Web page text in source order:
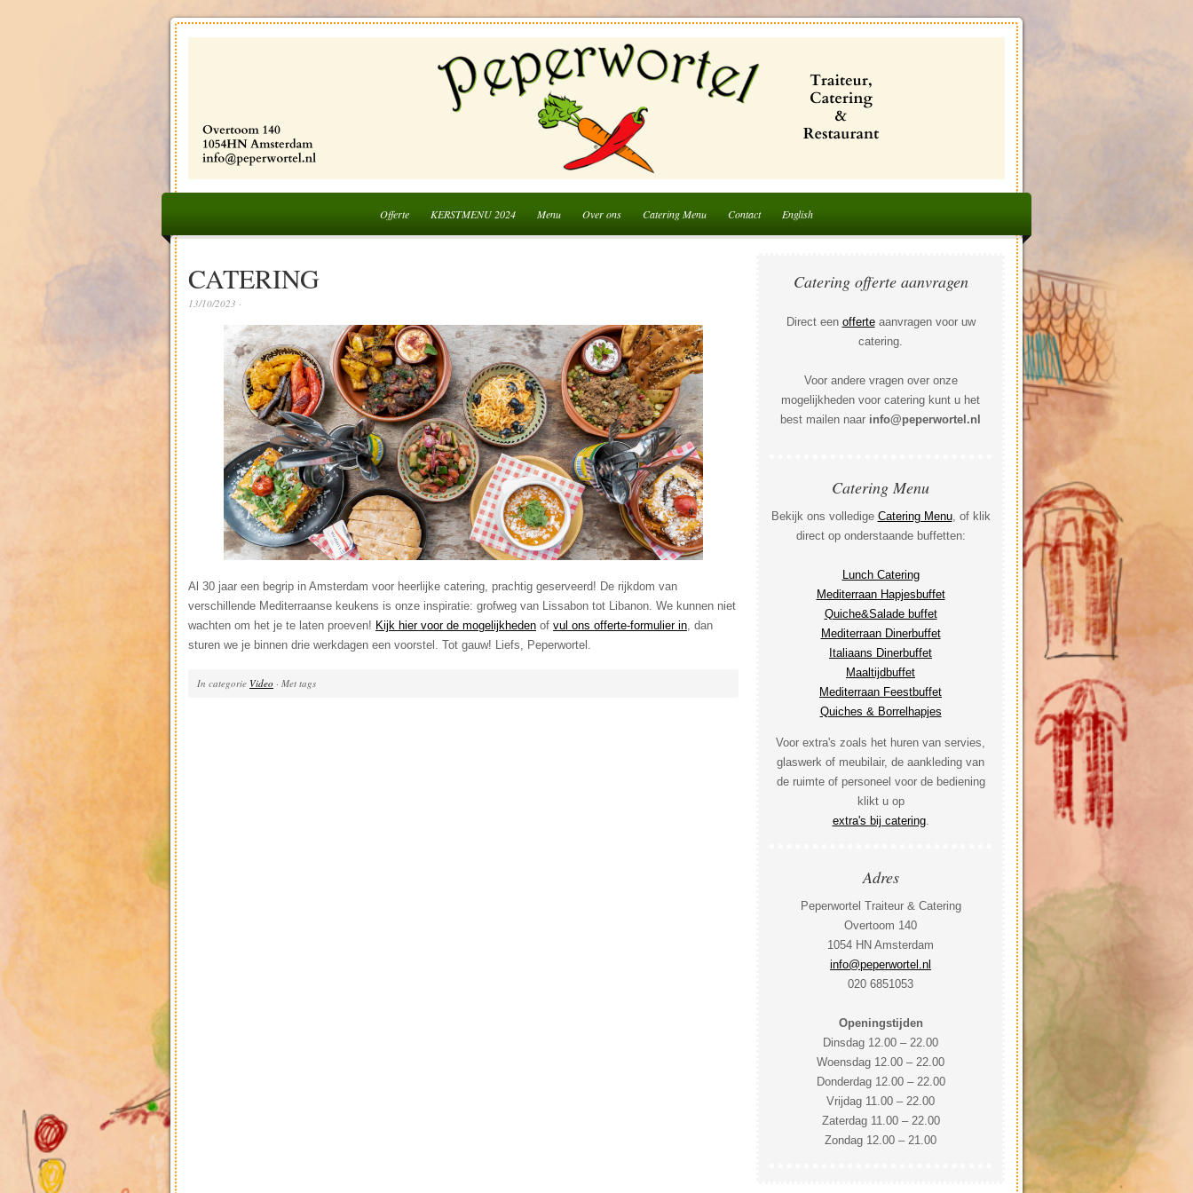
Offerte KERSTMENU 2024 Menu Over ons Catering Menu Contact English
CATERING
13/10/2023 ·
Al 30 jaar een begrip in Amsterdam voor heerlijke catering, prachtig geserveerd! De rijkdom van
verschillende Mediterraanse keukens is onze inspiratie: grofweg van Lissabon tot Libanon. We kunnen niet
wachten om het je te laten proeven! Kijk hier voor de mogelijkheden of vul ons offerte-formulier in, dan
sturen we je binnen drie werkdagen een voorstel. Tot gauw! Liefs, Peperwortel.
In categorie Video · Met tags
Catering offerte aanvragen
Direct een offerteaanvragen voor uw
catering.
Voor andere vragen over onze
mogelijkheden voor catering kunt u het
best mailen naar info@peperwortel.nl
Catering Menu
Bekijk ons volledige Catering Menu, of klik
direct op onderstaande buffetten:
Lunch Catering
Mediterraan Hapjesbuffet
Quiche&Salade buffet
Mediterraan Dinerbuffet
Italiaans Dinerbuffet
Maaltijdbuffet
Mediterraan Feestbuffet
Quiches & Borrelhapjes
Voor extra's zoals het huren van servies,
glaswerk of meubilair, de aankleding van
de ruimte of personeel voor de bediening
klikt u op
extra's bij catering.
Adres
Peperwortel Traiteur & Catering
Overtoom 140
1054 HN Amsterdam
info@peperwortel.nl
020 6851053
Openingstijden
Dinsdag 12.00 – 22.00
Woensdag 12.00 – 22.00
Donderdag 12.00 – 22.00
Vrijdag 11.00 – 22.00
Zaterdag 11.00 – 22.00
Zondag 12.00 – 21.00